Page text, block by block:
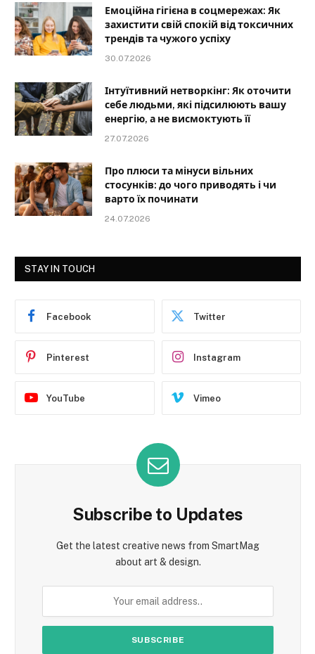
Емоційна гігієна в соцмережах: Як
захистити свій спокій від токсичних
трендів та чужого успіху
30.07.2026
Інтуїтивний нетворкінг: Як оточити
себе людьми, які підсилюють вашу
енергію, а не висмоктують її
27.07.2026
Про плюси та мінуси вільних
стосунків: до чого приводять і чи
варто їх починати
24.07.2026
STAY IN TOUCH
Facebook Twitter
Pinterest Instagram
YouTube Vimeo
Subscribe to Updates
Get the latest creative news from SmartMag
about art & design.